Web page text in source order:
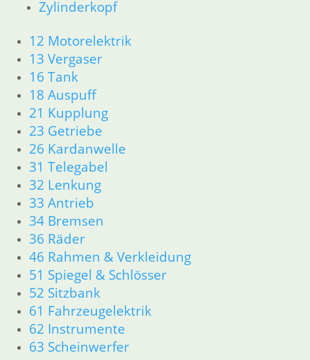
Zylinderkopf
12 Motorelektrik
13 Vergaser
16 Tank
18 Auspuff
21 Kupplung
23 Getriebe
26 Kardanwelle
31 Telegabel
32 Lenkung
33 Antrieb
34 Bremsen
36 Räder
46 Rahmen & Verkleidung
51 Spiegel & Schlösser
52 Sitzbank
61 Fahrzeugelektrik
62 Instrumente
63 Scheinwerfer
11 Motor
Dichtungen
Kolben/Kolbenringe
Zylinderkopf
12 Motorelektrik
13 Vergaser
16 Tank
18 Auspuff
21 Kupplung
23 Getriebe
26 Kardanwelle
31 Telegabel
32 Lenkung
33 Antrieb
34 Bremsen
36 Räder
46 Rahmen & Verkleidung
51 Spiegel & Schlösser
52 Sitzbank
61 Fahrzeugelektrik
62 Instrumente
R45 & R65LS